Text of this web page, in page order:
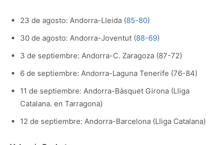
23 de agosto: Andorra-Lleida (85-80)
30 de agosto: Andorra-Joventut (88-69)
3 de septiembre: Andorra-C. Zaragoza (87-72)
6 de septiembre: Andorra-Laguna Tenerife (76-84)
11 de septiembre: Andorra-Bàsquet Girona (Lliga
Catalana. en Tarragona)
12 de septiembre: Andorra-Barcelona (Lliga Catalana)